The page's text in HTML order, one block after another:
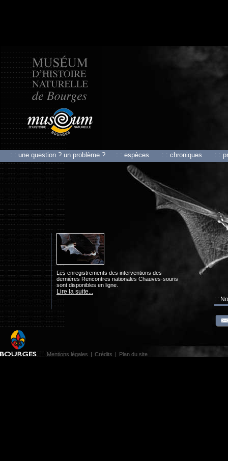
: : une question ? un problème ? : : espèces : : chroniques : :
Les enregistrements des interventions des
dernières Rencontres nationales Chauves-souris
sont disponibles en ligne.
Lire la suite...
: :
Mentions légales | Crédits | Plan du site